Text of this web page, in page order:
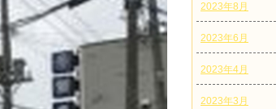
2023年8月
2023年6月
2023年4月
2023年3月